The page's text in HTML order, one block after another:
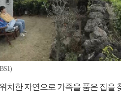
치한 자연으로 가족을 품은 집을